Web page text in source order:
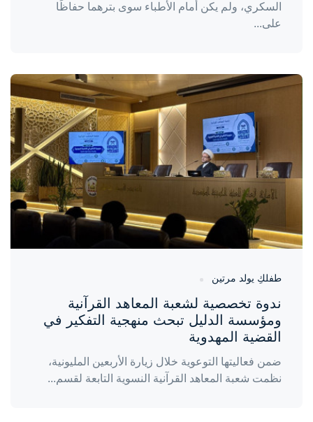
السكري، ولم يكن أمام الأطباء سوى بترهما حفاظًا
على...
واحة المرأة
طفلكِ يولد مرتين
ندوة تخصصية لشعبة المعاهد القرآنية
ومؤسسة الدليل تبحث منهجية التفكير في
القضية المهدوية
ضمن فعاليتها التوعوية خلال زيارة الأربعين المليونية،
نظمت شعبة المعاهد القرآنية النسوية التابعة لقسم...